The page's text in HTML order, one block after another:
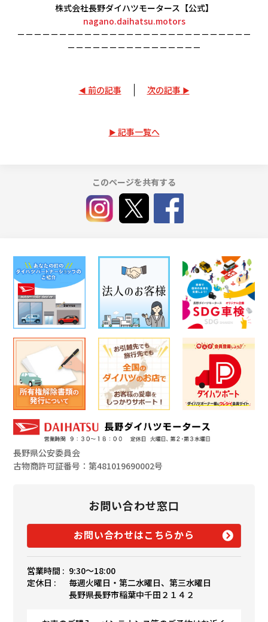
株式会社長野ダイハツモータース【公式】
nagano.daihatsu.motors
－－－－－－－－－－－－－－－－－－－－－－－－－－－－
－－－－－－－－－－－－－－－－
前の記事 次の記事
記事一覧へ
このページを共有する
長野県公安委員会
古物商許可証番号：第481019690002号
お問い合わせ窓口
お問い合わせはこちらから
営業時間 : 9:30〜18:00
定休日 :
毎週火曜日・第二水曜日、第三水曜日
長野県長野市稲葉中千田２１４２